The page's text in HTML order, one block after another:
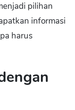
pilihan
informasi
harus